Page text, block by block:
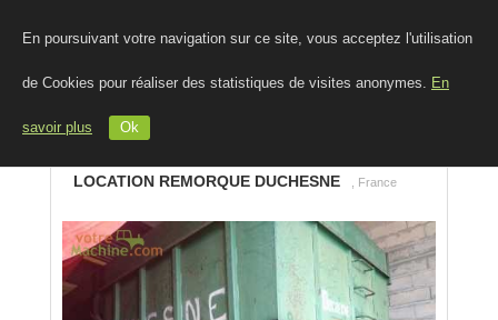
En poursuivant votre navigation sur ce site, vous acceptez l'utilisation
de Cookies pour réaliser des statistiques de visites anonymes. En
savoir plus Ok
LOCATION REMORQUE DUCHESNE , France